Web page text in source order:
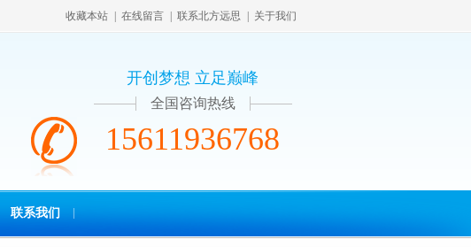
收藏本站 在线留言 联系北方远思 关于我们
开创梦想 立足巅峰
全国咨询热线
15611936768
联系我们